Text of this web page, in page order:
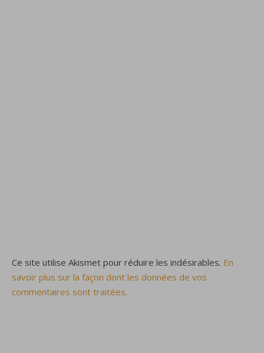
Ce site utilise Akismet pour réduire les indésirables. En
savoir plus sur la façon dont les données de vos
commentaires sont traitées.